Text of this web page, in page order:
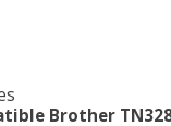
Brother